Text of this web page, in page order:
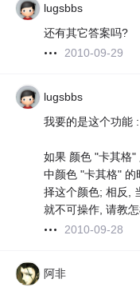
lugsbbs
还有其它答案吗?
2010-09-29
lugsbbs
我要的是这个功能 :
如果 颜色 "卡其格
中颜色 "卡其格"
择这个颜色; 相反,
就不可操作, 请教
2010-09-28
阿非